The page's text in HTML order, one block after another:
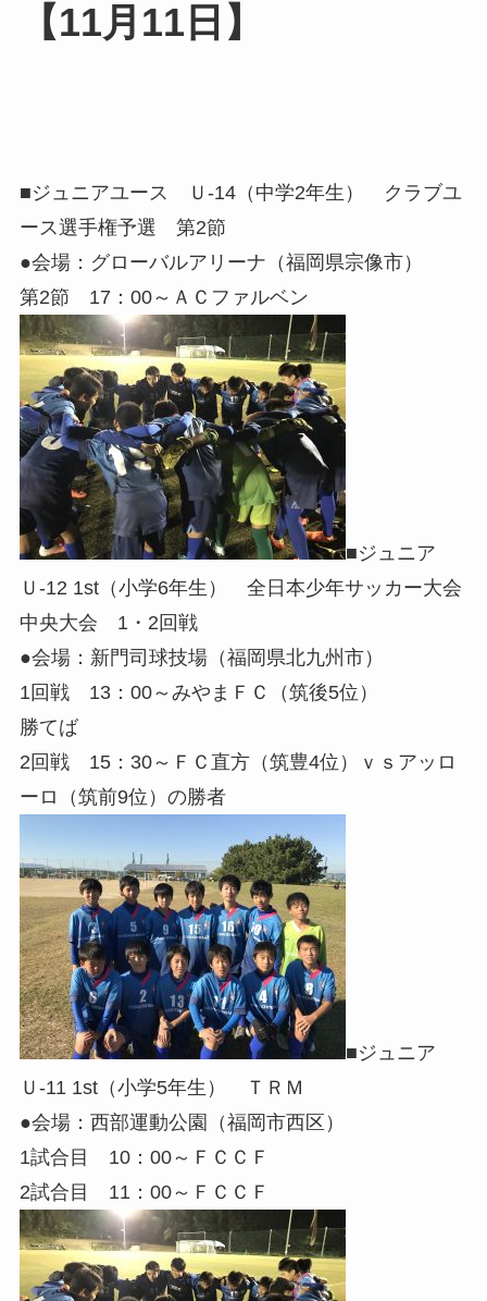
【11月11日】
■ジュニアユース Ｕ-14（中学2年生） クラブユ
ース選手権予選 第2節
●会場：グローバルアリーナ（福岡県宗像市）
第2節 17：00～ＡＣファルベン
■ジュニア
Ｕ-12 1st（小学6年生） 全日本少年サッカー大会
中央大会 1・2回戦
●会場：新門司球技場（福岡県北九州市）
1回戦 13：00～みやまＦＣ（筑後5位）
勝てば
2回戦 15：30～ＦＣ直方（筑豊4位）ｖｓアッロ
ーロ（筑前9位）の勝者
■ジュニア
Ｕ-11 1st（小学5年生） ＴＲＭ
●会場：西部運動公園（福岡市西区）
1試合目 10：00～ＦＣＣＦ
2試合目 11：00～ＦＣＣＦ